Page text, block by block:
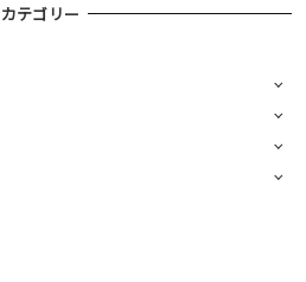
カテゴリー